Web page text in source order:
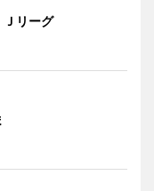
リーグ